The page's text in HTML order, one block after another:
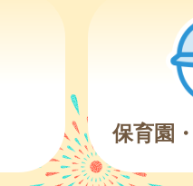
保育園